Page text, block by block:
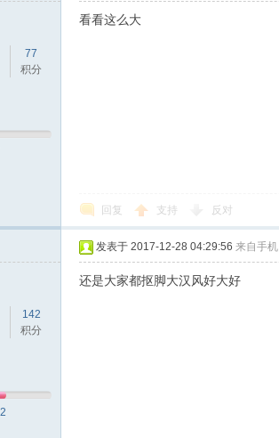
77
积分
看看这么大
回复 支持 反对
142
积分
发表于 2017-12-28 04:29:56 来自手机
还是大家都抠脚大汉风好大好